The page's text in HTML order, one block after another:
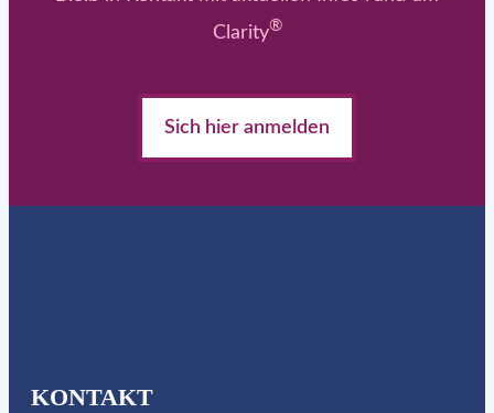
Clarity®
Sich hier anmelden
KONTAKT